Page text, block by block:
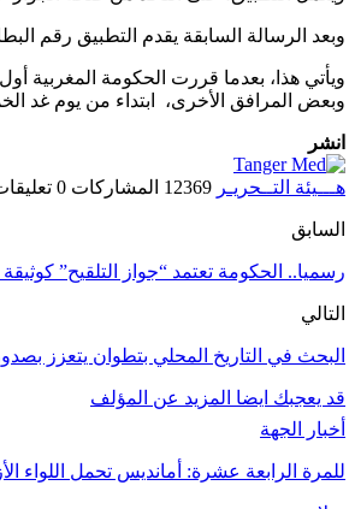
وبعد الرسالة السابقة يقدم التطبيق رقم
ويأتي هذا، بعدما قررت الحكومة المغربية
وبعض المرافق الأخرى، ابتداء من يوم غد الخميس 21
انشر
هـــيئة التــحريـر 12369 المشاركات 0 تعليقات
السابق
رسميا.. الحكومة تعتمد “جواز التلقيح”
التالي
البحث في التاريخ المحلي بتطوان يتعزز
قد يعجبك ايضا المزيد عن المؤلف
أخبار الجهة
للمرة الرابعة عشرة: أمانديس تحمل اللواء